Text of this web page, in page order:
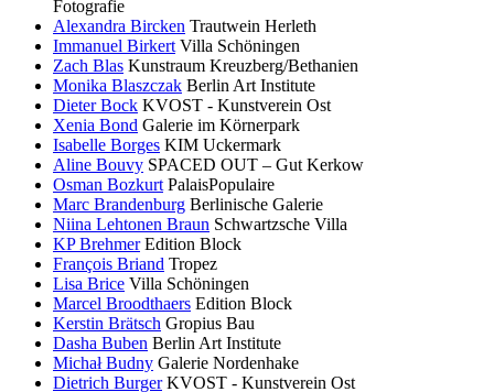
Fotografie
Alexandra Bircken Trautwein Herleth
Immanuel Birkert Villa Schöningen
Zach Blas Kunstraum Kreuzberg/Bethanien
Monika Blaszczak Berlin Art Institute
Dieter Bock KVOST - Kunstverein Ost
Xenia Bond Galerie im Körnerpark
Isabelle Borges KIM Uckermark
Aline Bouvy SPACED OUT – Gut Kerkow
Osman Bozkurt PalaisPopulaire
Marc Brandenburg Berlinische Galerie
Niina Lehtonen Braun Schwartzsche Villa
KP Brehmer Edition Block
François Briand Tropez
Lisa Brice Villa Schöningen
Marcel Broodthaers Edition Block
Kerstin Brätsch Gropius Bau
Dasha Buben Berlin Art Institute
Michał Budny Galerie Nordenhake
Dietrich Burger KVOST - Kunstverein Ost